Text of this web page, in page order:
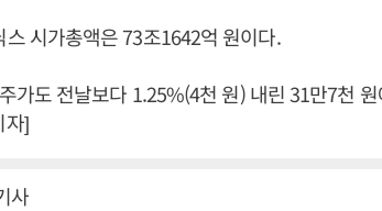
스 시가총액은 73조1642억 원이다.
가도 전날보다 1.25%(4천 원) 내린 31만7천
자]
사